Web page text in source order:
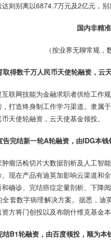
则别离以6874.7万元及2亿元，别
国内非精
（按业界无聊常规，
取得数千万人民币天使轮融资，云
联网技能为金融求职者供给工作
打造终身制工作学习渠道。隶属
天使轮融资，云天使基金领投。
告完结新一轮A轮融资，由IDG本钱
瘤活检切片大数据剖析及人工智
现在产品有迪英加影响云渠道和
确诊、完结癌症定量剖析、下降
套数字病理解决方案。据悉，
方将门创投以及布朗什维克基金本
B1轮融资，由百度领投，顺为本